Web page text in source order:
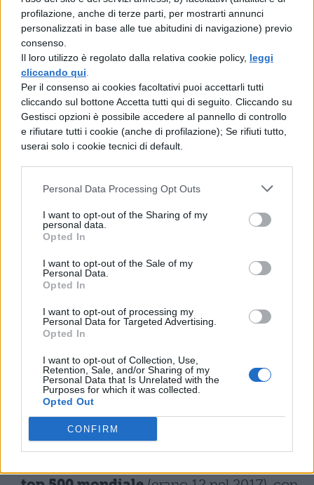
profilazione, anche di terze parti, per mostrarti annunci
personalizzati in base alle tue abitudini di navigazione) previo
consenso.
Il loro utilizzo è regolato dalla relativa cookie policy, leggi
cliccando qui
Per il consenso ai cookies facoltativi puoi accettarli tutti
cliccando sul bottone Accetta tutti qui di seguito. Cliccando su
Gestisci opzioni è possibile accedere al pannello di controllo
e rifiutare tutti i cookie (anche di profilazione); Se rifiuti tutto,
userai solo i cookie tecnici di default.
Personal Data Processing Opt Outs
I want to opt-out of the Sharing of my
personal data.
Opted In
I want to opt-out of the Sale of my
Personal Data.
Opted In
I want to opt-out of processing my
Personal Data for Targeted Advertising.
Opted In
I want to opt-out of Collection, Use,
Retention, Sale, and/or Sharing of my
Personal Data that Is Unrelated with the
Purposes for which it was collected.
Opted Out
CONFIRM
crescita dal 138° del 2026.Il
miglioramento deriva da produzione
scientifica solida e collaborazioni
internazionali in espansione
dimostrando che un’università ampia può
salire nei ranking senza sacrificare la
propria identità.
top 1% mondiale
e quarta in Italia.
Spicca l’indicatoreSustainability
, con un
110° posto globale
nazionale su questo fronte, insieme a
progressi nell’
Network.
Politecnico di Torino
posto del 2017 al206°, confermando che la
crescita italiana non riguarda solo i grandi
centri urbani.
Nel complesso, l’Italia 2027 conta